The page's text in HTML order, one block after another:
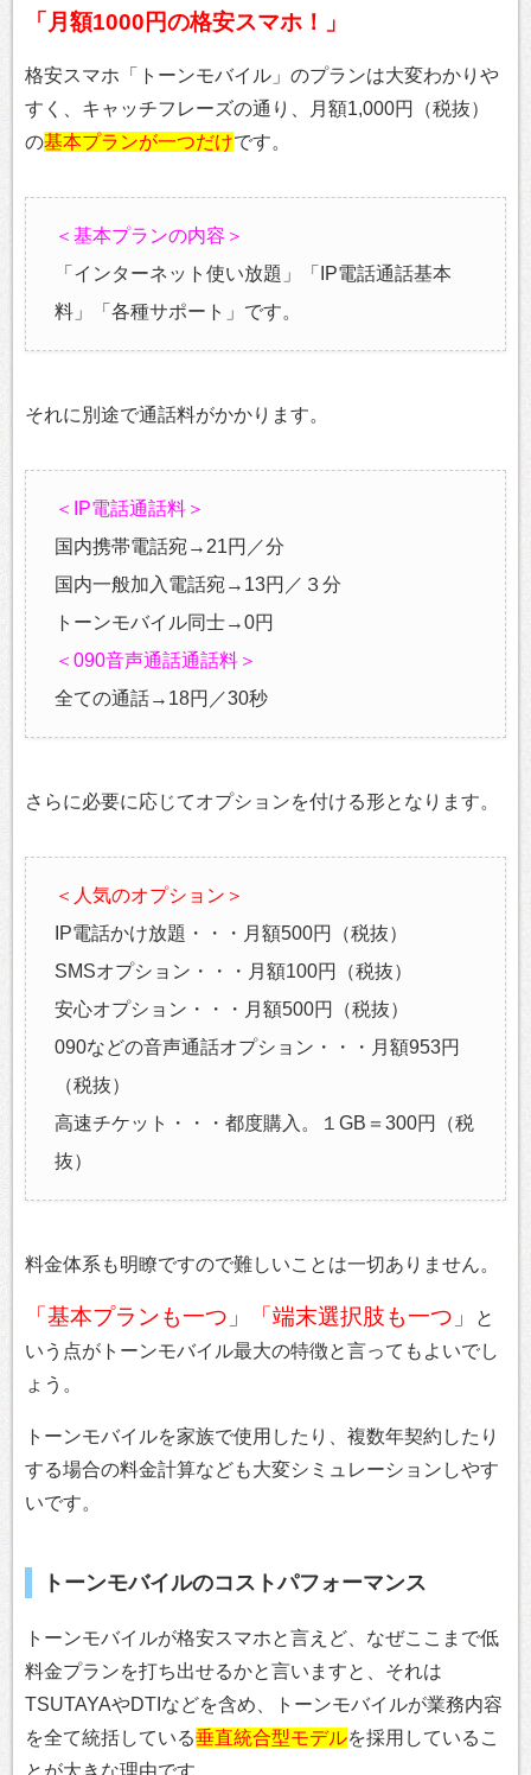
「月額1000円の格安スマホ！」
格安スマホ「トーンモバイル」のプランは大変わかりや
すく、キャッチフレーズの通り、月額1,000円（税抜）
の基本プランが一つだけです。
＜基本プランの内容＞
「インターネット使い放題」「IP電話通話基本
料」「各種サポート」です。
それに別途で通話料がかかります。
＜IP電話通話料＞
国内携帯電話宛→21円／分
国内一般加入電話宛→13円／３分
トーンモバイル同士→0円
＜090音声通話通話料＞
全ての通話→18円／30秒
さらに必要に応じてオプションを付ける形となります。
＜人気のオプション＞
IP電話かけ放題・・・月額500円（税抜）
SMSオプション・・・月額100円（税抜）
安心オプション・・・月額500円（税抜）
090などの音声通話オプション・・・月額953円
（税抜）
高速チケット・・・都度購入。１GB＝300円（税
抜）
料金体系も明瞭ですので難しいことは一切ありません。
「基本プランも一つ」「端末選択肢も一つ」
と
いう点がトーンモバイル最大の特徴と言ってもよいでし
ょう。
トーンモバイルを家族で使用したり、複数年契約したり
する場合の料金計算なども大変シミュレーションしやす
いです。
トーンモバイルのコストパフォーマンス
トーンモバイルが格安スマホと言えど、なぜここまで低
料金プランを打ち出せるかと言いますと、それは
TSUTAYAやDTIなどを含め、トーンモバイルが業務内容
を全て統括している垂直統合型モデルを採用しているこ
とが大きな理由です。